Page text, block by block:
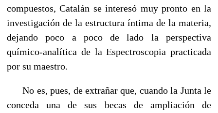
compuestos, Catalán se interesó muy pronto en la
investigación de la estructura íntima de la materia,
dejando poco a poco de lado la perspectiva
químico-analítica de la Espectroscopia practicada
por su maestro.
No es, pues, de extrañar que, cuando la Junta le
conceda una de sus becas de ampliación de